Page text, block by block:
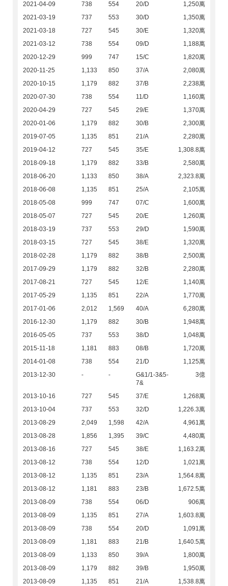
2021-04-09 738 554 20/D
1,250萬
2021-03-19
737 553 30/D
1,350萬
2021-03-18
727 545 30/E
1,320萬
2021-03-12
738 554 09/D
1,188萬
2020-12-29
999 747 15/C
1,820萬
2020-11-25
1,133 850 37/A
2,080萬
2020-10-15
1,179 882 37/B
2,238萬
2020-07-30
738 554 11/D
1,160萬
2020-04-29
727 545 29/E
1,370萬
2020-01-06
1,179 882 30/B
2,300萬
2019-07-05
1,135 851 21/A
2,280萬
2019-04-12
727 545 35/E
1,308.8萬
2018-09-18
1,179 882 33/B
2,580萬
2018-06-20
1,133 850 38/A
2,323.8萬
2018-06-08
1,135 851 25/A
2,105萬
2018-05-08
999 747 07/C
1,600萬
2018-05-07
727 545 20/E
1,260萬
2018-03-19
737 553 29/D
1,590萬
2018-03-15
727 545 38/E
1,320萬
2018-02-28
1,179 882 38/B
2,500萬
2017-09-29
1,179 882 32/B
2,280萬
2017-08-21
727 545 12/E
1,140萬
2017-05-29
1,135 851 22/A
1,770萬
2017-01-06
2,012 1,569 40/A
6,280萬
2016-12-30
1,179 882 30/B
1,948萬
2016-05-05
737 553 38/D
1,048萬
2015-11-18
1,181 883 08/B
1,720萬
2014-01-08
738 554 21/D
1,125萬
2013-12-30
- -
G&1/1-3&5-
7&
3億
2013-10-16 727 545 37/E
1,268萬
2013-10-04
737 553 32/D
1,226.3萬
2013-08-29
2,049 1,598 42/A
4,961萬
2013-08-28
1,856 1,395 39/C
4,480萬
2013-08-16
727 545 38/E
1,163.2萬
2013-08-12
738 554 12/D
1,021萬
2013-08-12
1,135 851 23/A
1,564.8萬
2013-08-12
1,181 883 23/B
1,672.5萬
2013-08-09
738 554 06/D
906萬
2013-08-09
1,135 851 27/A
1,603.8萬
2013-08-09
738 554 20/D
1,091萬
2013-08-09
1,181 883 21/B
1,640.5萬
2013-08-09
1,133 850 39/A
1,800萬
2013-08-09
1,179 882 39/B
1,950萬
2013-08-09
1,135 851 21/A
1,538.8萬